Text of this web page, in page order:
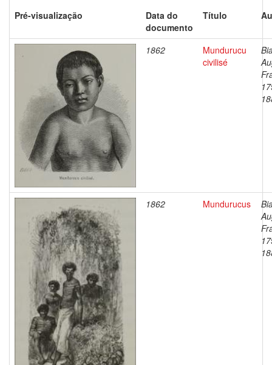
Pré-visualização
Data do
documento
Título
1862
Mundurucu
civilisé
1862 Mundurucus